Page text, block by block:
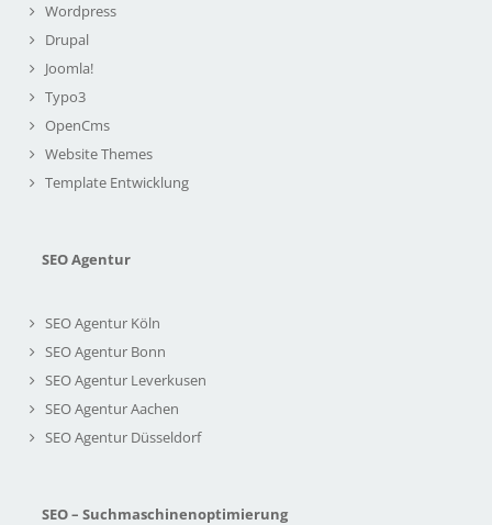
Wordpress
Drupal
Joomla!
Typo3
OpenCms
Website Themes
Template Entwicklung
SEO Agentur
SEO Agentur Köln
SEO Agentur Bonn
SEO Agentur Leverkusen
SEO Agentur Aachen
SEO Agentur Düsseldorf
SEO – Suchmaschinenoptimierung